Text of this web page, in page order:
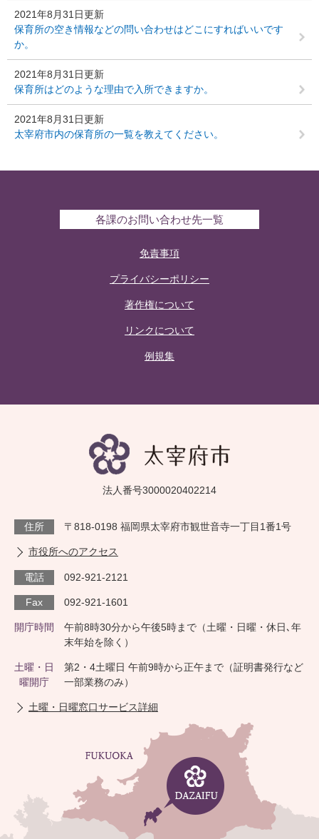
2021年8月31日更新
保育所の空き情報などの問い合わせはどこにすればいいです
か。
2021年8月31日更新
保育所はどのような理由で入所できますか。
2021年8月31日更新
太宰府市内の保育所の一覧を教えてください。
各課のお問い合わせ先一覧
免責事項
プライバシーポリシー
著作権について
リンクについて
例規集
法人番号3000020402214
住所 〒818-0198 福岡県太宰府市観世音寺一丁目1番1号
市役所へのアクセス
電話 092-921-2121
Fax 092-921-1601
開庁時間
午前8時30分から午後5時まで（土曜・日曜・休日､年
末年始を除く）
土曜・日
曜開庁
第2・4土曜日 午前9時から正午まで（証明書発行など
一部業務のみ）
土曜・日曜窓口サービス詳細